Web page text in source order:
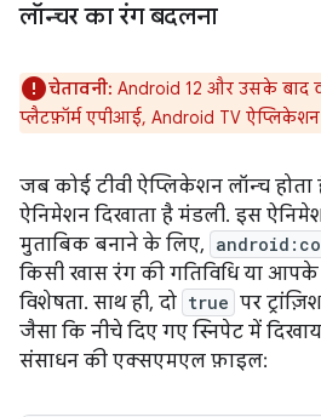
लॉन्चर का रंग बदलना
चेतावनी: Android 12 और उसके बाद
प्लैटफ़ॉर्म एपीआई, Android TV
जब कोई टीवी ऐप्लिकेशन लॉन्च होता
ऐनिमेशन दिखाता है मंडली. इस
मुताबिक बनाने के लिए,
किसी खास रंग की गतिविधि या
विशेषता. साथ ही, दो true पर
जैसा कि नीचे दिए गए स्निपेट में
संसाधन की एक्सएमएल फ़ाइल: